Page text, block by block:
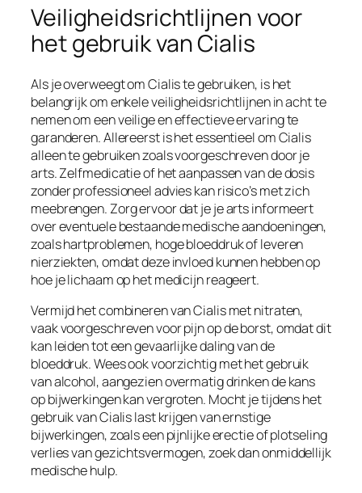
Veiligheidsrichtlijnen voor
het gebruik van Cialis
Als je overweegt om Cialis te gebruiken, is het
belangrijk om enkele veiligheidsrichtlijnen in acht te
nemen om een veilige en effectieve ervaring te
garanderen. Allereerst is het essentieel om Cialis
alleen te gebruiken zoals voorgeschreven door je
arts. Zelfmedicatie of het aanpassen van de dosis
zonder professioneel advies kan risico’s met zich
meebrengen. Zorg ervoor dat je je arts informeert
over eventuele bestaande medische aandoeningen,
zoals hartproblemen, hoge bloeddruk of leveren
nierziekten, omdat deze invloed kunnen hebben op
hoe je lichaam op het medicijn reageert.
Vermijd het combineren van Cialis met nitraten,
vaak voorgeschreven voor pijn op de borst, omdat dit
kan leiden tot een gevaarlijke daling van de
bloeddruk. Wees ook voorzichtig met het gebruik
van alcohol, aangezien overmatig drinken de kans
op bijwerkingen kan vergroten. Mocht je tijdens het
gebruik van Cialis last krijgen van ernstige
bijwerkingen, zoals een pijnlijke erectie of plotseling
verlies van gezichtsvermogen, zoek dan onmiddellijk
medische hulp.